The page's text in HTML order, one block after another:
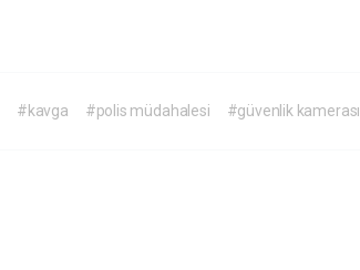
#kavga #polis müdahalesi #güvenlik kamerası